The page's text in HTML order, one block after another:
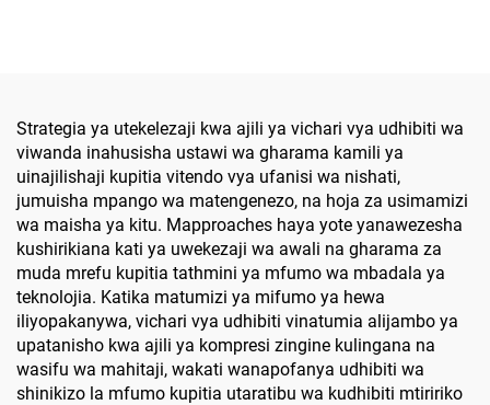
Strategia ya utekelezaji kwa ajili ya vichari vya udhibiti wa
viwanda inahusisha ustawi wa gharama kamili ya
uinajilishaji kupitia vitendo vya ufanisi wa nishati,
jumuisha mpango wa matengenezo, na hoja za usimamizi
wa maisha ya kitu. Mapproaches haya yote yanawezesha
kushirikiana kati ya uwekezaji wa awali na gharama za
muda mrefu kupitia tathmini ya mfumo wa mbadala ya
teknolojia. Katika matumizi ya mifumo ya hewa
iliyopakanywa, vichari vya udhibiti vinatumia alijambo ya
upatanisho kwa ajili ya kompresi zingine kulingana na
wasifu wa mahitaji, wakati wanapofanya udhibiti wa
shinikizo la mfumo kupitia utaratibu wa kudhibiti mtiririko